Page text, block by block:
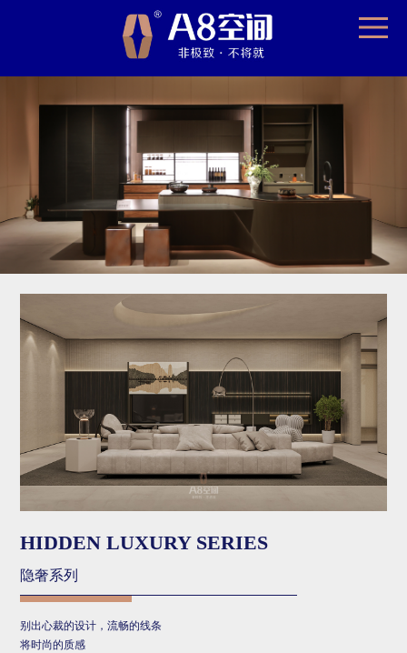
HIDDEN LUXURY SERIES
隐奢系列
别出心裁的设计，流畅的线条
将时尚的质感